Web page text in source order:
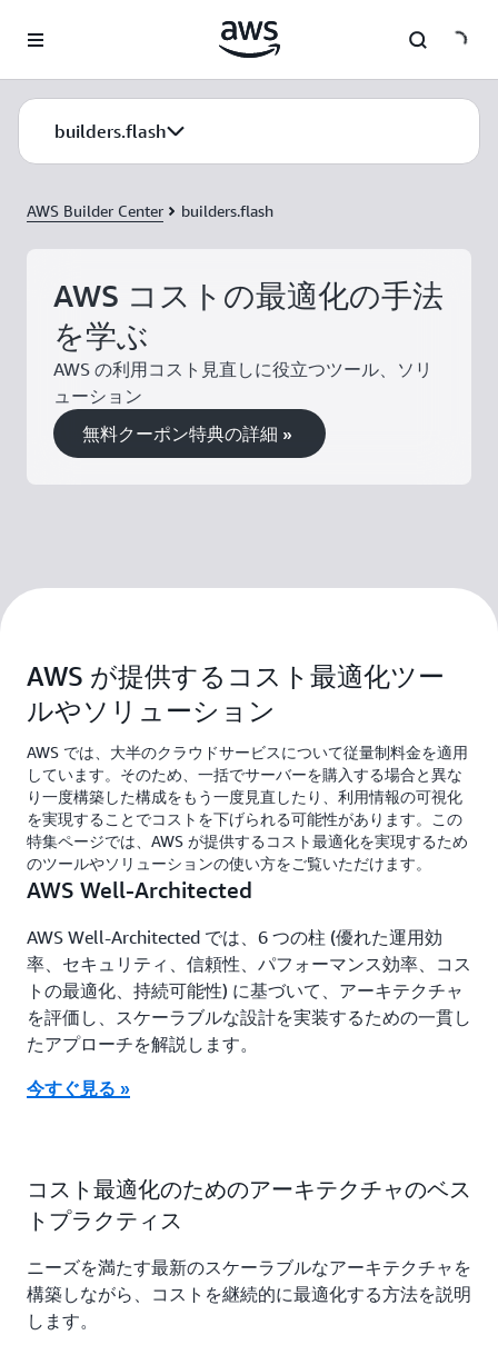
builders.flash
AWS Builder Center builders.flash
AWS コストの最適化の手法
を学ぶ
AWS の利用コスト見直しに役立つツール、ソリ
ューション
無料クーポン特典の詳細 »
AWS が提供するコスト最適化ツー
ルやソリューション
AWS では、大半のクラウドサービスについて従量制料金を適用
しています。そのため、一括でサーバーを購入する場合と異な
り一度構築した構成をもう一度見直したり、利用情報の可視化
を実現することでコストを下げられる可能性があります。この
特集ページでは、AWS が提供するコスト最適化を実現するため
のツールやソリューションの使い方をご覧いただけます。
AWS Well-Architected
AWS Well-Architected では、6 つの柱 (優れた運用効
率、セキュリティ、信頼性、パフォーマンス効率、コス
トの最適化、持続可能性) に基づいて、アーキテクチャ
を評価し、スケーラブルな設計を実装するための一貫し
たアプローチを解説します。
今すぐ見る »
コスト最適化のためのアーキテクチャのベス
トプラクティス
ニーズを満たす最新のスケーラブルなアーキテクチャを
構築しながら、コストを継続的に最適化する方法を説明
します。